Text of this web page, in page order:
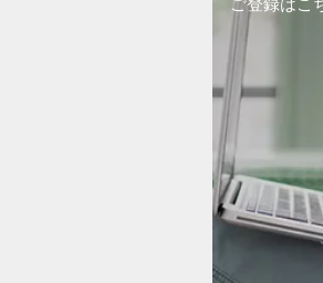
ご登録はこ